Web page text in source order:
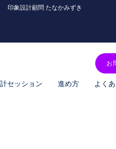
印象設計顧問 たなかみずき
お
セッション 進め方 よく